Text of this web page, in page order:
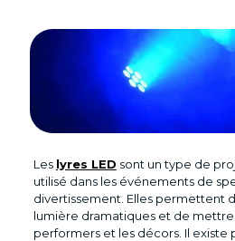
Les lyres LED sont un type de
utilisé dans les événements de
divertissement. Elles permettent
lumière dramatiques et de mettre
performers et les décors. Il existe